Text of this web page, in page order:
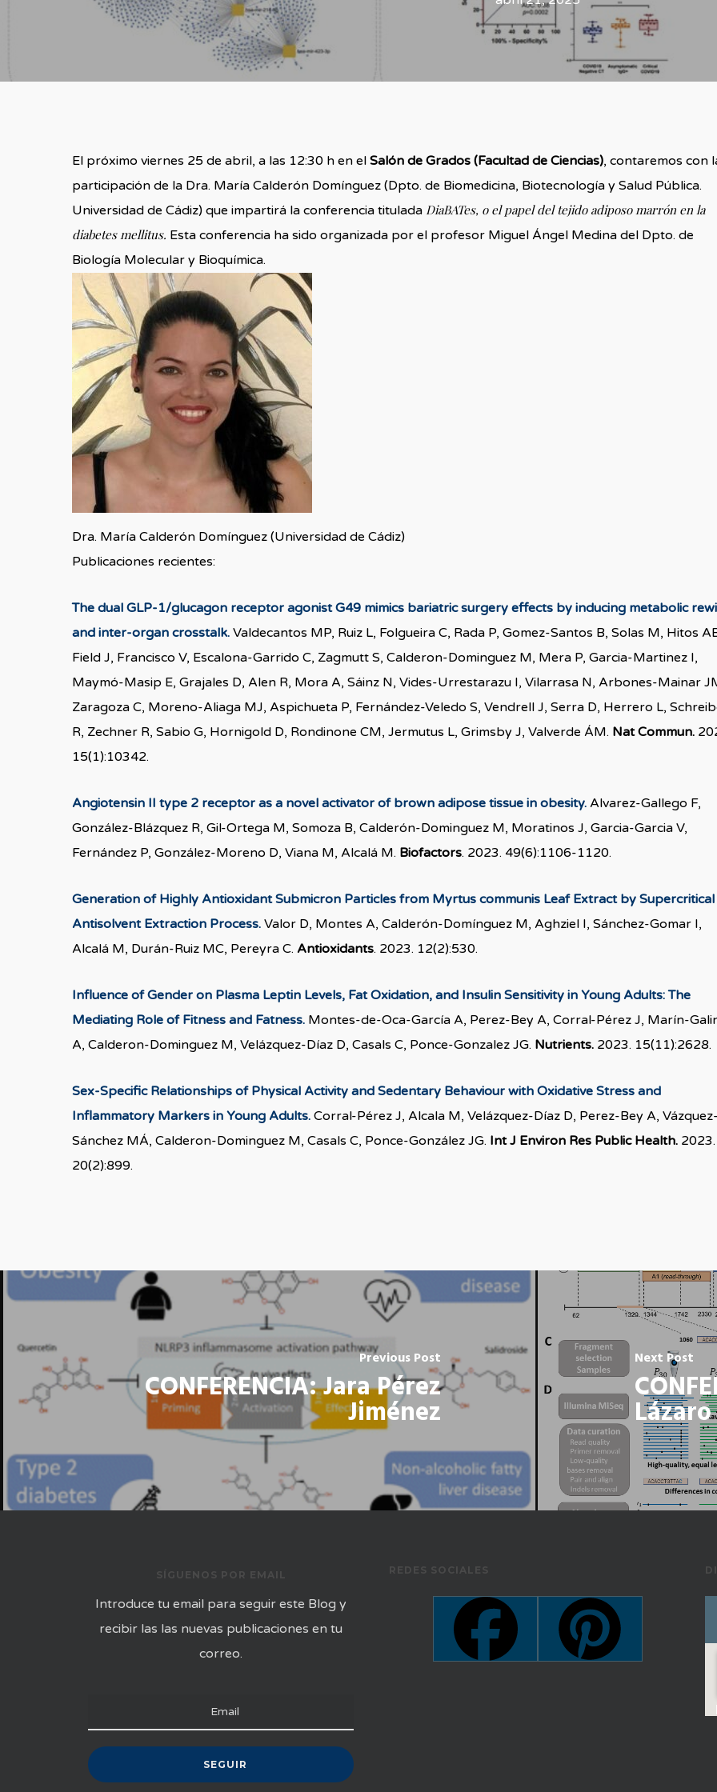
El próximo viernes 25 de abril, a las 12:30 h en elSalón de Grados (Facultad de Ciencias), contaremos con
participación de la Dra. María Calderón Domínguez (Dpto. de Biomedicina, Biotecnología y Salud Pública.
Universidad de Cádiz) que impartirá la conferencia tituladaDiaBATes, o el papel del tejido adiposo marrón en la
diabetes mellitus. Esta conferencia ha sido organizada por el profesor Miguel Ángel Medina del Dpto. de
Biología Molecular y Bioquímica.
Dra. María Calderón Domínguez (Universidad de Cádiz)
Publicaciones recientes:
The dual GLP-1/glucagon receptor agonist G49 mimics bariatric surgery effects by inducing metabolic
and inter-organ crosstalk. Valdecantos MP, Ruiz L, Folgueira C, Rada P, Gomez-Santos B, Solas M, Hitos
Field J, Francisco V, Escalona-Garrido C, Zagmutt S, Calderon-Dominguez M, Mera P, Garcia-Martinez I,
Maymó-Masip E, Grajales D, Alen R, Mora A, Sáinz N, Vides-Urrestarazu I, Vilarrasa N, Arbones-Mainar
Zaragoza C, Moreno-Aliaga MJ, Aspichueta P, Fernández-Veledo S, Vendrell J, Serra D, Herrero L,
R, Zechner R, Sabio G, Hornigold D, Rondinone CM, Jermutus L, Grimsby J, Valverde ÁM. Nat Commun.
15(1):10342.
Angiotensin II type 2 receptor as a novel activator of brown adipose tissue in obesity. Alvarez-Gallego F,
González-Blázquez R, Gil-Ortega M, Somoza B, Calderón-Dominguez M, Moratinos J, Garcia-Garcia V,
Fernández P, González-Moreno D, Viana M, Alcalá M. Biofactors. 2023. 49(6):1106-1120.
Generation of Highly Antioxidant Submicron Particles from Myrtus communis Leaf Extract by Supercritical
Antisolvent Extraction Process. Valor D, Montes A, Calderón-Domínguez M, Aghziel I, Sánchez-Gomar I,
Alcalá M, Durán-Ruiz MC, Pereyra C. Antioxidants. 2023. 12(2):530.
Influence of Gender on Plasma Leptin Levels, Fat Oxidation, and Insulin Sensitivity in Young Adults: The
Mediating Role of Fitness and Fatness. Montes-de-Oca-García A, Perez-Bey A, Corral-Pérez J, Marín-
A, Calderon-Dominguez M, Velázquez-Díaz D, Casals C, Ponce-Gonzalez JG. Nutrients. 2023. 15(11):2628.
Sex-Specific Relationships of Physical Activity and Sedentary Behaviour with Oxidative Stress and
Inflammatory Markers in Young Adults. Corral-Pérez J, Alcala M, Velázquez-Díaz D, Perez-Bey A, Vázquez-
Sánchez MÁ, Calderon-Dominguez M, Casals C, Ponce-González JG. Int J Environ Res Public Health. 2023.
20(2):899.
Previous Post
CONFERENCIA: Jara Pérez
Jiménez
Next Post
Lázaro
SÍGUENOS POR EMAIL
Introduce tu email para seguir este Blog y
recibir las las nuevas publicaciones en tu
correo.
REDES SOCIALES